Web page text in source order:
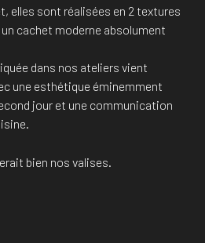
elles sont réalisées en 2 textures
cachet moderne absolument
dans nos ateliers vient
une esthétique éminemment
jour et une communication
bien nos valises.